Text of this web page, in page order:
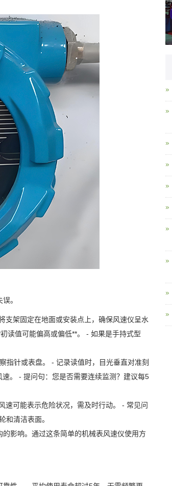
。
支架固定在地面或安装点上，确保风速仪呈水
读值可能偏高或偏低**。 - 如果是手持式型
指针或表盘。 - 记录读值时，目光垂直对准刻
。 - 提问句：您是否需要连续监测？建议每5
速可能表示危险状况，需及时行动。 - 常见问
和清洁表面。
影响。通过这条简单的机械表风速仪使用方